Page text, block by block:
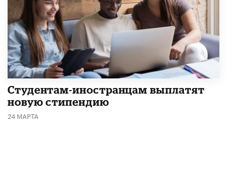
Студентам-иностранцам выплатят
новую стипендию
24 МАРТА